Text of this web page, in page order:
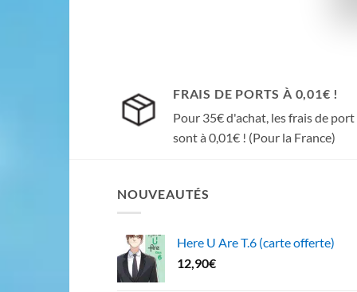
FRAIS DE PORTS À 0,01€ !
Pour 35€ d'achat, les frais de port
sont à 0,01€ ! (Pour la France)
NOUVEAUTÉS
Here U Are T.6 (carte offerte)
12,90€